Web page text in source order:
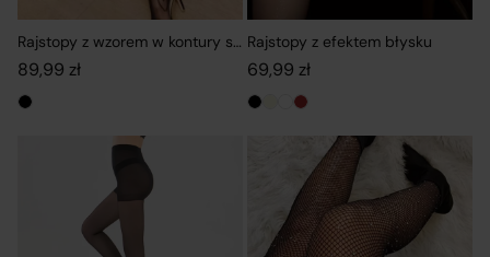
Rajstopy z wzorem w kontury serc
89,99 zł
Rajstopy z efektem błysku
69,99 zł